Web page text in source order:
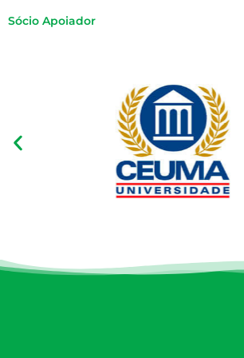
Sócio Apoiador